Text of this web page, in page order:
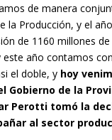
de manera
la Producción, y el
de 1160 millones
este año contamos
el doble, y hoy
Gobierno de la
Perotti tomó la
al sector